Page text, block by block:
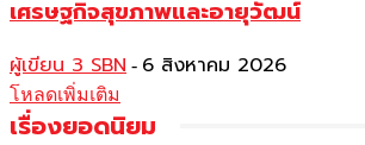
เศรษฐกิจสุขภาพและอายุวัฒน์
ผู้เขียน 3 SBN - 6 สิงหาคม 2026
โหลดเพิ่มเติม
เรื่องยอดนิยม